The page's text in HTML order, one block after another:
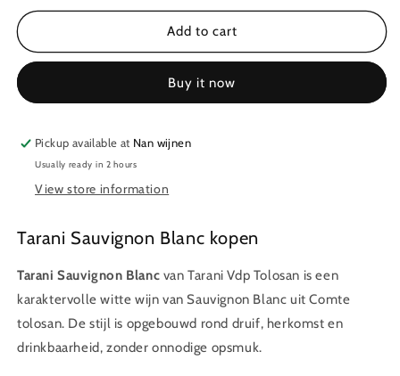
for
Sauvignon
for
Sauvignon
Add to cart
Buy it now
Pickup available at Nan wijnen
Usually ready in 2 hours
View store information
Tarani Sauvignon Blanc kopen
Tarani Sauvignon Blanc van Tarani Vdp Tolosan is een
karaktervolle witte wijn van Sauvignon Blanc uit Comte
tolosan. De stijl is opgebouwd rond druif, herkomst en
drinkbaarheid, zonder onnodige opsmuk.